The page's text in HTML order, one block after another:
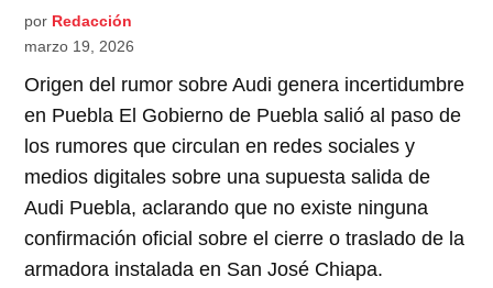
por Redacción
marzo 19, 2026
Origen del rumor sobre Audi genera incertidumbre
en Puebla El Gobierno de Puebla salió al paso de
los rumores que circulan en redes sociales y
medios digitales sobre una supuesta salida de
Audi Puebla, aclarando que no existe ninguna
confirmación oficial sobre el cierre o traslado de la
armadora instalada en San José Chiapa.